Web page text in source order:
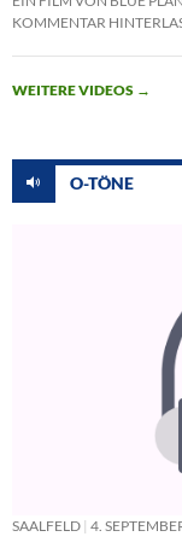
KOMMENTAR
WEITERE VIDEOS →
O-TÖNE
SAALFELD 4.